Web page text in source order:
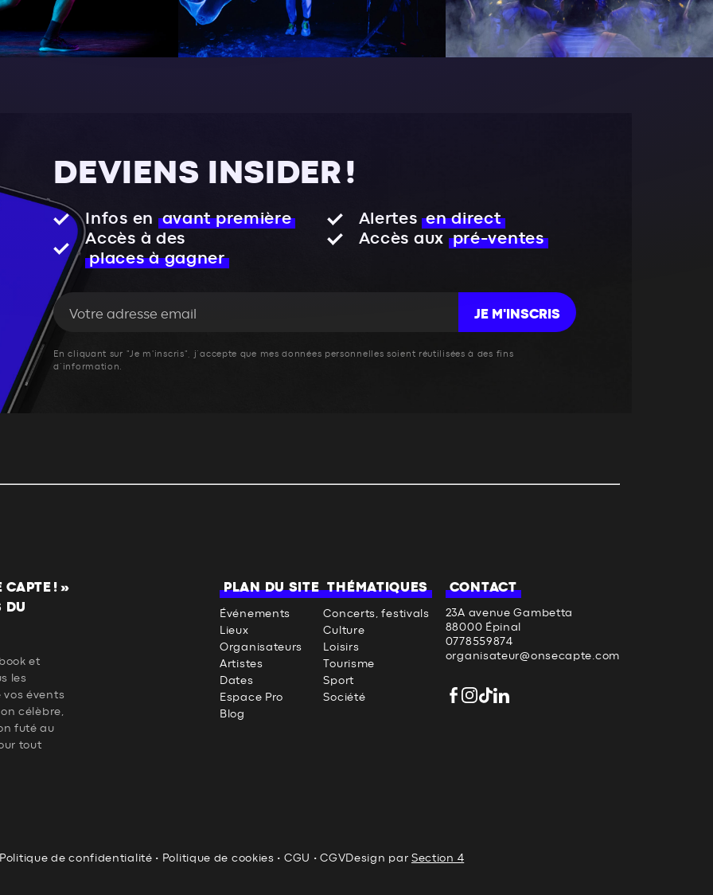
DEVIENS INSIDER !
Infos en avant première Alertes en direct
Accès à des
places à gagner
Accès aux pré-ventes
JE M'INSCRIS
En cliquant sur "Je m'inscris", j’accepte que mes données personnelles soient réutilisées à des fins
d’information.
CAPTE ! »
DU
et
les
évents
célèbre,
futé au
tout
PLAN DU SITE
Événements
Lieux
Organisateurs
Artistes
Dates
Espace Pro
Blog
THÉMATIQUES
Concerts, festivals
Culture
Loisirs
Tourisme
Sport
Société
CONTACT
23A avenue Gambetta
88000 Épinal
0778559874
organisateur@onsecapte.com
Politique de confidentialité • Politique de cookies • CGU •CGVDesign par Section 4